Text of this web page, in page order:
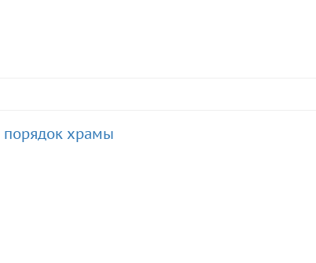
порядок храмы